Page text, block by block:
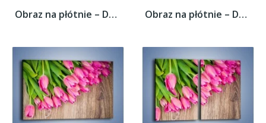
Obraz na płótnie – Do góry nogami z... Obraz na płótnie – Do góry nogami z...